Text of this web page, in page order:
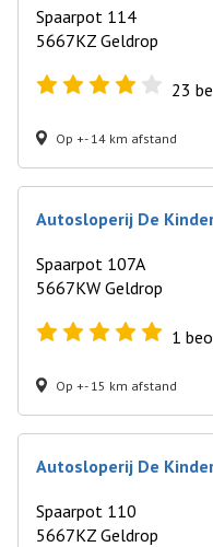
Spaarpot 114
5667KZ Geldrop
23
Op +- 14 km afstand
Autosloperij De
Spaarpot 107A
5667KW Geldrop
1
Op +- 15 km afstand
Autosloperij De
Spaarpot 110
5667KZ Geldrop